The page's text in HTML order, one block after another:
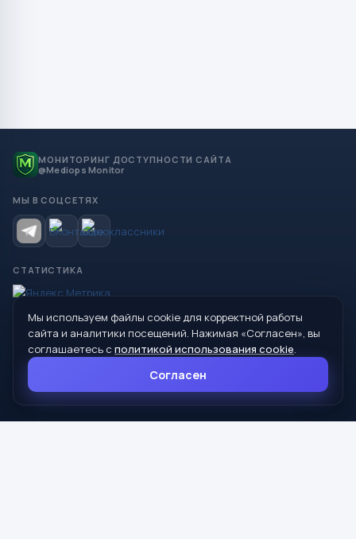
МОНИТОРИНГ ДОСТУПНОСТИ САЙТА
@Mediops Monitor
МЫ В СОЦСЕТЯХ
СТАТИСТИКА
© 2026 Управление образования Администрации МО
Сухой Лог
624800, Свердловская область, г. Сухой Лог, ул. Кирова, дом 7
8 (34373) 4-33-85
Мы используем файлы cookie для корректной работы
сайта и аналитики посещений. Нажимая «Согласен», вы
соглашаетесь с политикой использования cookie.
Согласен